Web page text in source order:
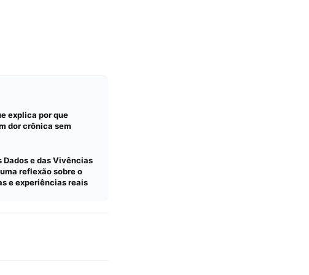
explica por que
dor crônica sem
Dados e das Vivências
reflexão sobre o
e experiências reais